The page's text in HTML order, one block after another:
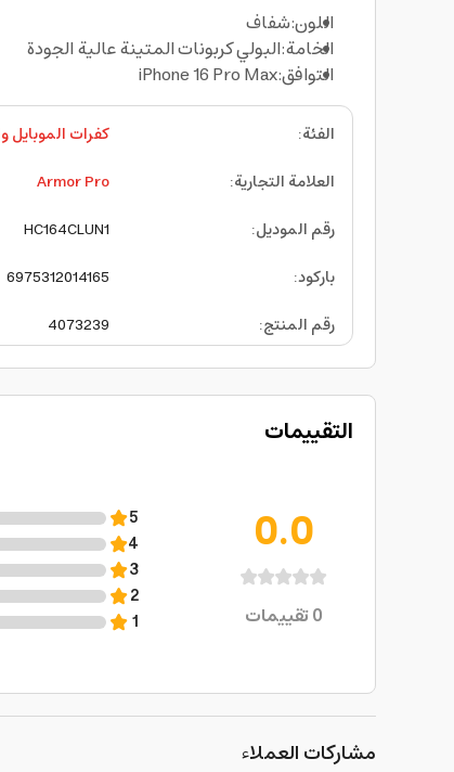
اللون:شفاف
الخامة:البولي كربونات المتينة عالية الجودة
التوافق:iPhone 16 Pro Max
الفئة:
كفرات الموبايل
العلامة التجارية:
Armor Pro
رقم الموديل:
HC164CLUN1
باركود:
6975312014165
رقم المنتج:
4073239
التقييمات
0.0
0تقييمات
5
4
3
2
1
مشاركات العملاء